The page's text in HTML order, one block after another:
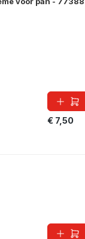
€ 7,50